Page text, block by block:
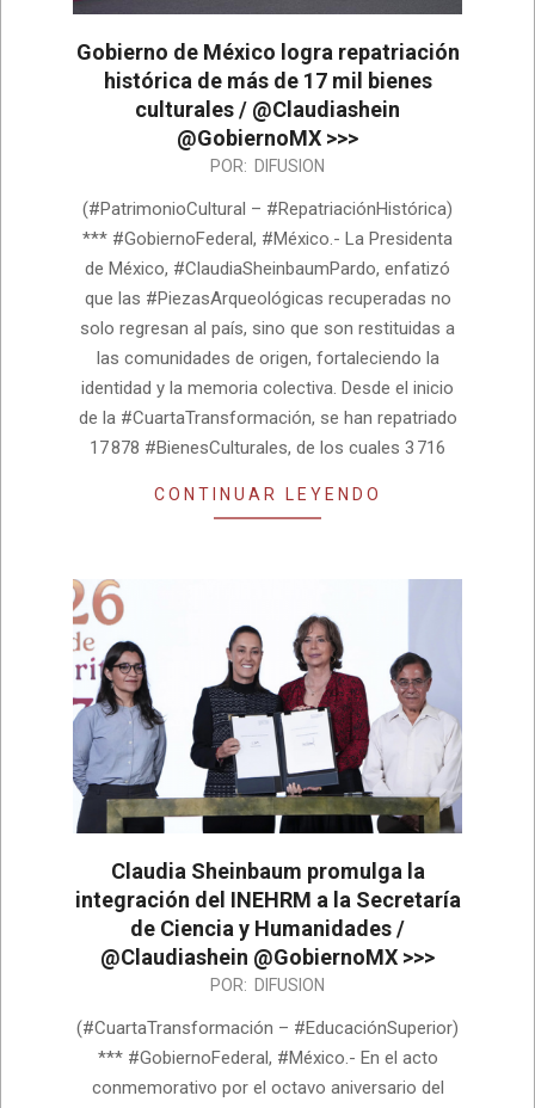
Gobierno de México logra repatriación
histórica de más de 17 mil bienes
culturales / @Claudiashein
@GobiernoMX >>>
07-
10
POR: DIFUSION
(#PatrimonioCultural – #RepatriaciónHistórica)
*** #GobiernoFederal, #México.- La Presidenta
de México, #ClaudiaSheinbaumPardo, enfatizó
que las #PiezasArqueológicas recuperadas no
solo regresan al país, sino que son restituidas a
las comunidades de origen, fortaleciendo la
identidad y la memoria colectiva. Desde el inicio
de la #CuartaTransformación, se han repatriado
17 878 #BienesCulturales, de los cuales 3 716
CONTINUAR LEYENDO
Claudia Sheinbaum promulga la
integración del INEHRM a la Secretaría
de Ciencia y Humanidades /
@Claudiashein @GobiernoMX >>>
07-
01
POR: DIFUSION
(#CuartaTransformación – #EducaciónSuperior)
*** #GobiernoFederal, #México.- En el acto
conmemorativo por el octavo aniversario del